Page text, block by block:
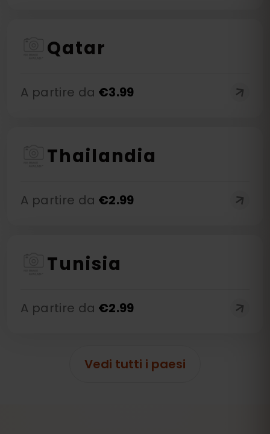
Qatar
A partire da €3.99
Thailandia
A partire da €2.99
Tunisia
A partire da €2.99
Vedi tutti i paesi